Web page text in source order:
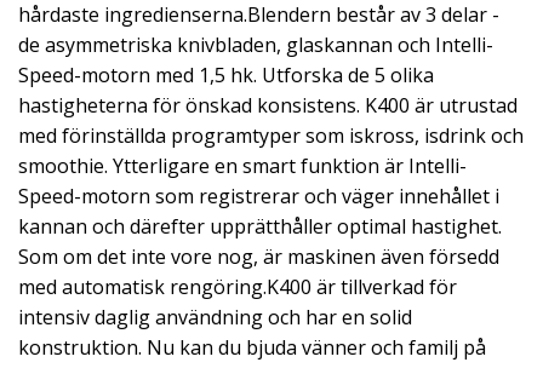
hårdaste ingredienserna.Blendern består av 3 delar -
de asymmetriska knivbladen, glaskannan och Intelli-
Speed-motorn med 1,5 hk. Utforska de 5 olika
hastigheterna för önskad konsistens. K400 är utrustad
med förinställda programtyper som iskross, isdrink och
smoothie. Ytterligare en smart funktion är Intelli-
Speed-motorn som registrerar och väger innehållet i
kannan och därefter upprätthåller optimal hastighet.
Som om det inte vore nog, är maskinen även försedd
med automatisk rengöring.K400 är tillverkad för
intensiv daglig användning och har en solid
konstruktion. Nu kan du bjuda vänner och familj på